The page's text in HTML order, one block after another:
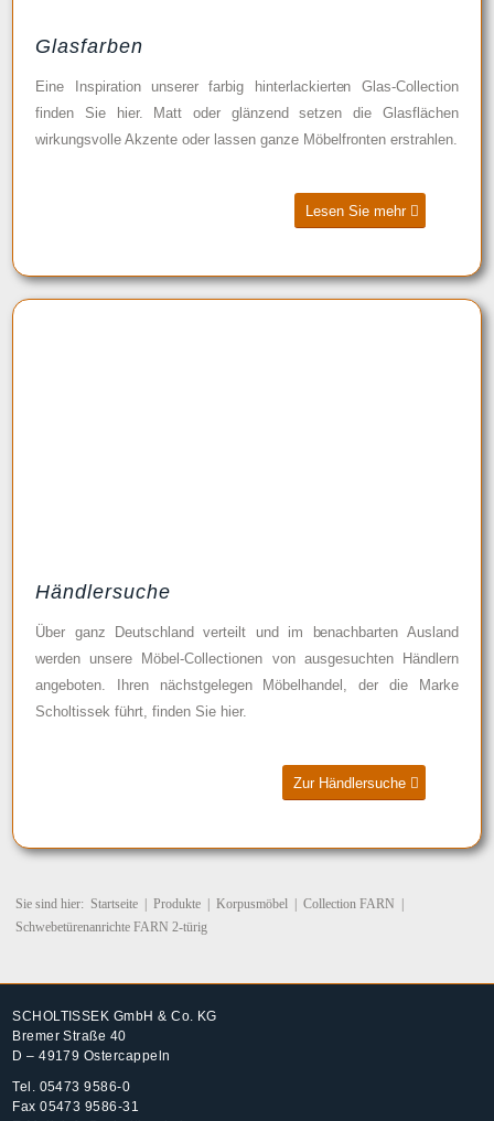
Glasfarben
Eine Inspiration unserer farbig hinterlackierten Glas-Collection
finden Sie hier. Matt oder glänzend setzen die Glasflächen
wirkungsvolle Akzente oder lassen ganze Möbelfronten erstrahlen.
Lesen Sie mehr
Händlersuche
Über ganz Deutschland verteilt und im benachbarten Ausland
werden unsere Möbel-Collectionen von ausgesuchten Händlern
angeboten. Ihren nächstgelegen Möbelhandel, der die Marke
Scholtissek führt, finden Sie hier.
Zur Händlersuche
Sie sind hier: Startseite Produkte Korpusmöbel Collection FARN
Schwebetürenanrichte FARN 2-türig
SCHOLTISSEK GmbH & Co. KG
Bremer Straße 40
D – 49179 Ostercappeln
Tel. 05473 9586-0
Fax 05473 9586-31